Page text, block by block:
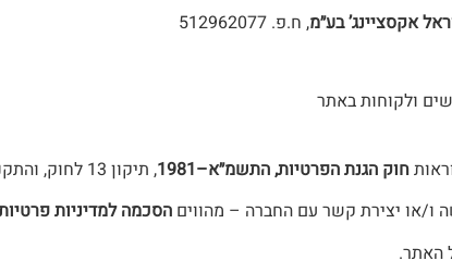
אקסציינג’ בע״מ, ח.פ. 512962077
ולקוחות באתר
חוק הגנת הפרטיות, התשמ״א–1981
, תיקון 13 לחוק, והתקנות מכוחו.
ו/או יצירת קשר עם החברה – מהווים הסכמה למדיניות
האתר.